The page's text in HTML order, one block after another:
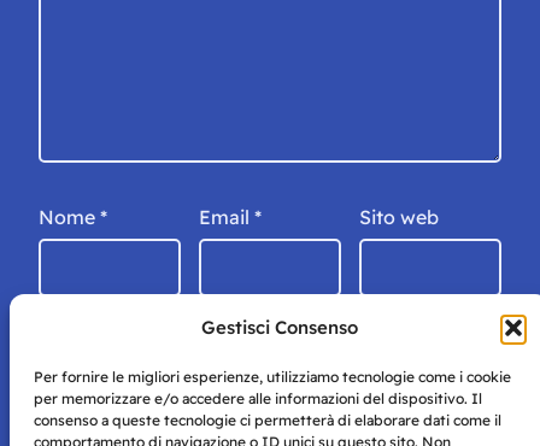
Gestisci Consenso
Per fornire le migliori esperienze, utilizziamo tecnologie come i cookie
per memorizzare e/o accedere alle informazioni del dispositivo. Il
consenso a queste tecnologie ci permetterà di elaborare dati come il
comportamento di navigazione o ID unici su questo sito. Non
Nome * Email * Sito web